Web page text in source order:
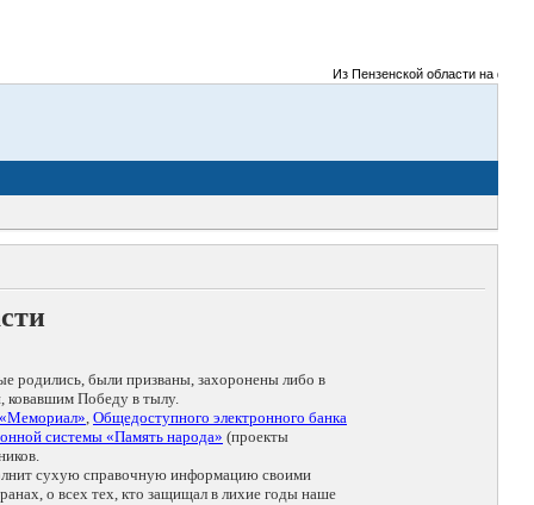
Из Пензенской области на фронты
родились, были призваны, захоронены либо в
ковавшим Победу в тылу.
, Общедоступного электронного банка
системы «Память народа» (проекты
сухую справочную информацию своими
о всех тех, кто защищал в лихие годы наше